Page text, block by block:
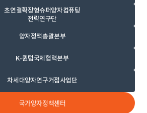
양자정책총괄본부
K-퀀텀국제협력본부
차세대양자연구거점사업단
국가양자정책센터
초연결확장형슈퍼양자컴퓨팅
전략연구단